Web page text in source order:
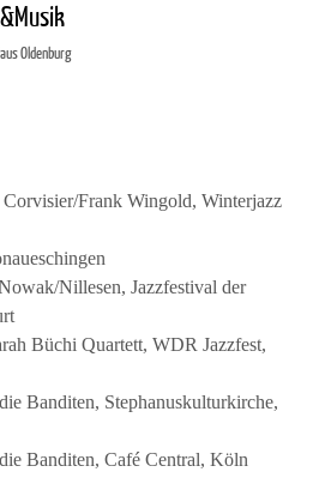
Oldenburg
Frank Wingold, Winterjazz
Nillesen, Jazzfestival der
Büchi Quartett, WDR Jazzfest,
Banditen, Stephanuskulturkirche,
Banditen, Café Central, Köln